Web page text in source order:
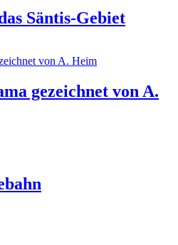
Säntis-Gebiet
gezeichnet von A.